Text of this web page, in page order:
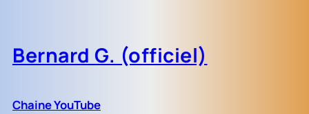
Bernard G. (officiel)
Chaine YouTube